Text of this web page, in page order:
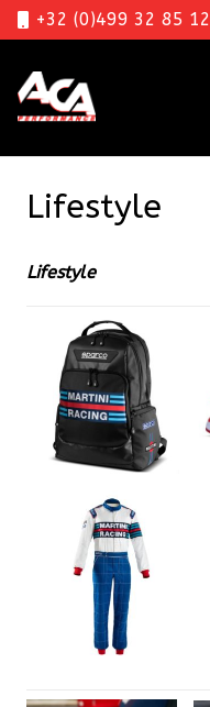
+32 (0)499 32 85 12
Lifestyle
Lifestyle